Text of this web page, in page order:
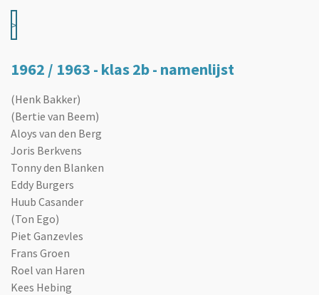
>
1962 / 1963 - klas 2b - namenlijst
(Henk Bakker)
(Bertie van Beem)
Aloys van den Berg
Joris Berkvens
Tonny den Blanken
Eddy Burgers
Huub Casander
(Ton Ego)
Piet Ganzevles
Frans Groen
Roel van Haren
Kees Hebing